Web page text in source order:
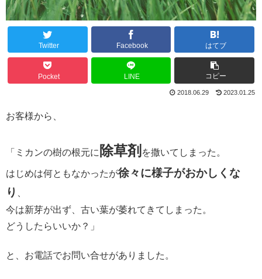
Twitter Facebook はてブ
Pocket LINE コピー
2018.06.29 2023.01.25
お客様から、
「ミカンの樹の根元に 除草剤 を撒いてしまった。
はじめは何ともなかったが徐々に様子がおかしくな
り
今は新芽が出ず、古い葉が萎れてきてしまった。
どうしたらいいか？」
と、お電話でお問い合せがありました。